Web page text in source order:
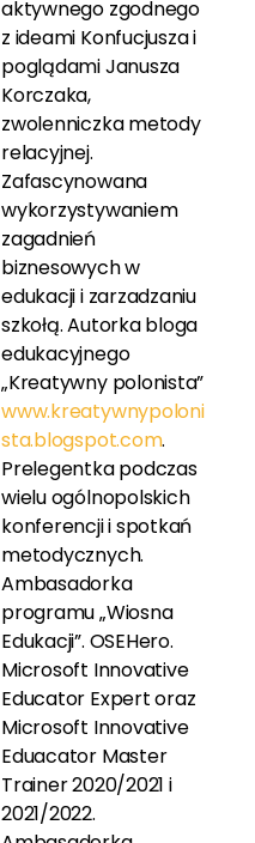
aktywnego zgodnego
z ideami Konfucjusza i
poglądami Janusza
Korczaka,
zwolenniczka metody
relacyjnej.
Zafascynowana
wykorzystywaniem
zagadnień
biznesowych w
edukacji i zarzadzaniu
szkołą. Autorka bloga
edukacyjnego
„Kreatywny polonista”
www.kreatywnypoloni
sta.blogspot.com.
Prelegentka podczas
wielu ogólnopolskich
konferencji i spotkań
metodycznych.
Ambasadorka
programu „Wiosna
Edukacji”. OSEHero.
Microsoft Innovative
Educator Expert oraz
Microsoft Innovative
Eduacator Master
Trainer 2020/2021 i
2021/2022.